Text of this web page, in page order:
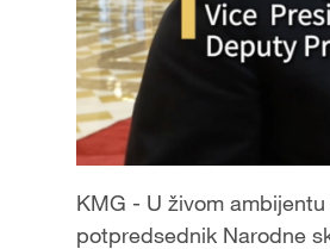
KMG - U živom
potpredsednik Narodne